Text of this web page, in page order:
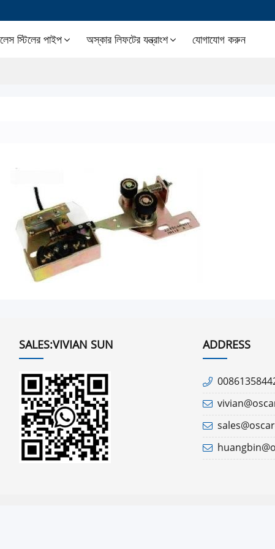
স্টিলের পাইপ অস্কার লিফটের যন্ত্রাংশ যোগাযোগ করুন
SALES:VIVIAN SUN ADDRESS